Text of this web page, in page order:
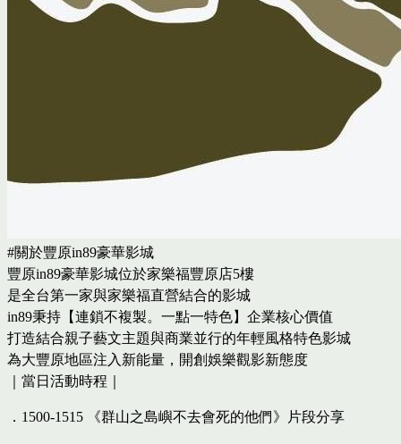
#關於豐原in89豪華影城
豐原in89豪華影城位於家樂福豐原店5樓
是全台第一家與家樂福直營結合的影城
in89秉持【連鎖不複製。一點一特色】企業核心價值
打造結合親子藝文主題與商業並行的年輕風格特色影城
為大豐原地區注入新能量，開創娛樂觀影新態度
｜當日活動時程｜
．1500-1515 《群山之島嶼不去會死的他們》片段分享